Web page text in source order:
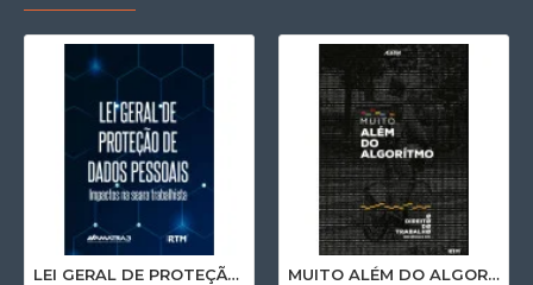
LEI GERAL DE PROTEÇÃO DE DADOS PESSOAIS: Impactos na seara trabalhista
MUITO ALÉM DO ALGORÍTMO: O Direito do Trabalho no Séc. XXI